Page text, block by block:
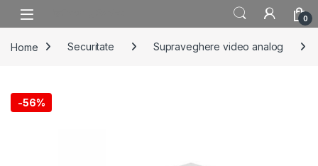
Skip to navigation
Skip to content
0
Home Securitate Supraveghere video analog
-56%